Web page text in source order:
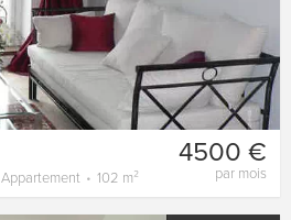
4500 €
par mois
Appartement 102 m²